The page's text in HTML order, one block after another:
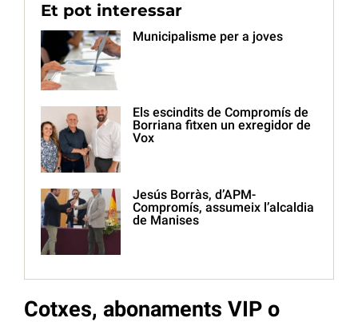
Et pot interessar
Municipalisme per a joves
Els escindits de Compromís de
Borriana fitxen un exregidor de
Vox
Jesús Borràs, d’APM-
Compromís, assumeix l’alcaldia
de Manises
Cotxes, abonaments VIP o